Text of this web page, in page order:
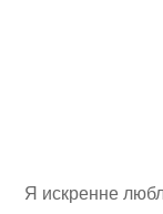
Я искренне